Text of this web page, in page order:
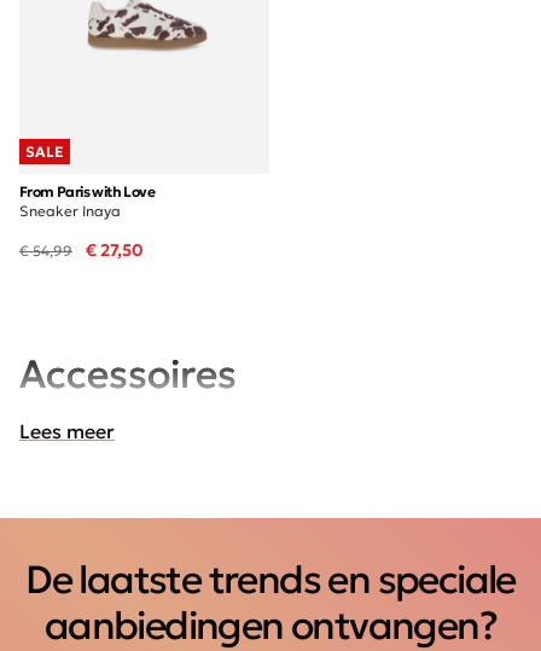
SALE
From Paris with Love
Sneaker Inaya
€ 54,99 € 27,50
Accessoires
Lees meer
De laatste trends en speciale
aanbiedingen ontvangen?